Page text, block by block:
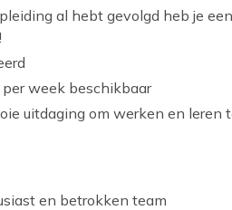
al hebt gevolgd heb je
week beschikbaar
uitdaging om werken en leren
en betrokken team